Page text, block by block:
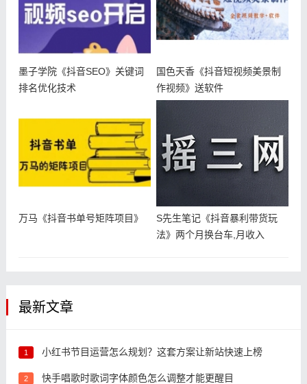
墨子学院《抖音SEO》关键词
排名优化技术
国色天香《抖音短视频美景制
作视频》送软件
万马《抖音书单号矩阵项目》
S先生笔记《抖音暴利带货玩
法》两个月换台车,月收入
最新文章
1 小红书节目运营怎么规划？这套方案让新站快速上榜
2 快手唱歌时歌词字体颜色怎么调整才能更醒目